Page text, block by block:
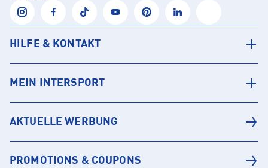
HILFE & KONTAKT
MEIN INTERSPORT
AKTUELLE WERBUNG
PROMOTIONS & COUPONS